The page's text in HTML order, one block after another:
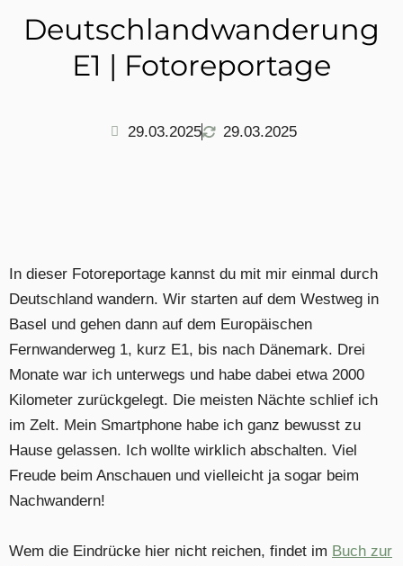
Deutschlandwanderung
E1 | Fotoreportage
29.03.2025 29.03.2025
In dieser Fotoreportage kannst du mit mir einmal durch
Deutschland wandern. Wir starten auf dem Westweg in
Basel und gehen dann auf dem Europäischen
Fernwanderweg 1, kurz E1, bis nach Dänemark. Drei
Monate war ich unterwegs und habe dabei etwa 2000
Kilometer zurückgelegt. Die meisten Nächte schlief ich
im Zelt. Mein Smartphone habe ich ganz bewusst zu
Hause gelassen. Ich wollte wirklich abschalten. Viel
Freude beim Anschauen und vielleicht ja sogar beim
Nachwandern!
Wem die Eindrücke hier nicht reichen, findet im Buch zur